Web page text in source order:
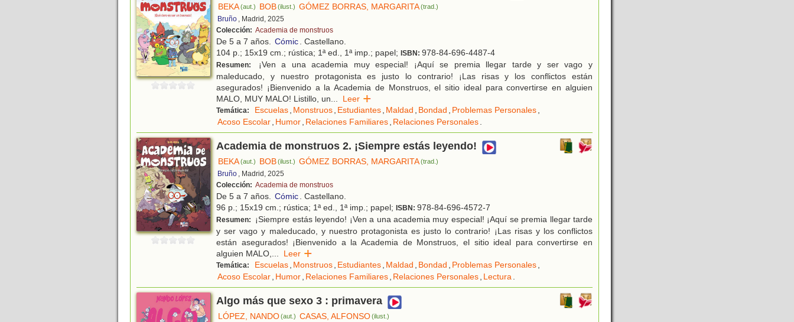
BEKA(aut.) BOB(ilust.) GÓMEZ BORRAS, MARGARITA(trad.)
Bruño , Madrid, 2025
Colección: Academia de monstruos
De 5 a 7 años. Cómic. Castellano.
104 p.; 15x19 cm.; rústica; 1ª ed., 1ª imp.; papel; ISBN: 978-84-696-4487-4
Resumen:
¡Ven a una academia muy especial! ¡Aquí se premia llegar tarde y ser vago y
maleducado, y nuestro protagonista es justo lo contrario! ¡Las risas y los conflictos están
asegurados! ¡Bienvenido a la Academia de Monstruos, el sitio ideal para convertirse en alguien
MALO, MUY MALO! Listillo, un... Leer
Temática: Escuelas, Monstruos, Estudiantes, Maldad , Bondad , Problemas Personales,
Acoso Escolar, Humor, Relaciones Familiares, Relaciones Personales.
Academia de monstruos 2. ¡Siempre estás leyendo!
BEKA(aut.) BOB(ilust.) GÓMEZ BORRAS, MARGARITA(trad.)
Bruño , Madrid, 2025
Colección: Academia de monstruos
De 5 a 7 años. Cómic. Castellano.
96 p.; 15x19 cm.; rústica; 1ª ed., 1ª imp.; papel; ISBN: 978-84-696-4572-7
Resumen:
¡Siempre estás leyendo! ¡Ven a una academia muy especial! ¡Aquí se premia llegar tarde
y ser vago y maleducado, y nuestro protagonista es justo lo contrario! ¡Las risas y los conflictos
están asegurados! ¡Bienvenido a la Academia de Monstruos, el sitio ideal para convertirse en
alguien MALO,... Leer
Temática: Escuelas, Monstruos, Estudiantes, Maldad , Bondad , Problemas Personales,
Acoso Escolar, Humor, Relaciones Familiares, Relaciones Personales, Lectura.
Algo más que sexo 3 : primavera
LÓPEZ, NANDO(aut.) CASAS, ALFONSO(ilust.)